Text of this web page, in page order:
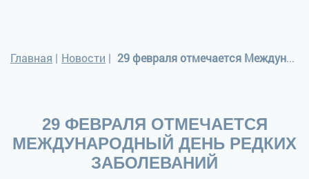
Главная | Новости | 29 февраля отмечается Международный день редких заболеваний
29 ФЕВРАЛЯ ОТМЕЧАЕТСЯ
МЕЖДУНАРОДНЫЙ ДЕНЬ РЕДКИХ
ЗАБОЛЕВАНИЙ